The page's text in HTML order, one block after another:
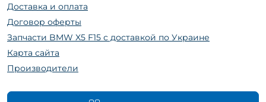
Доставка и оплата
Договор оферты
Запчасти BMW X5 F15 с доставкой по Украине
Карта сайта
Производители